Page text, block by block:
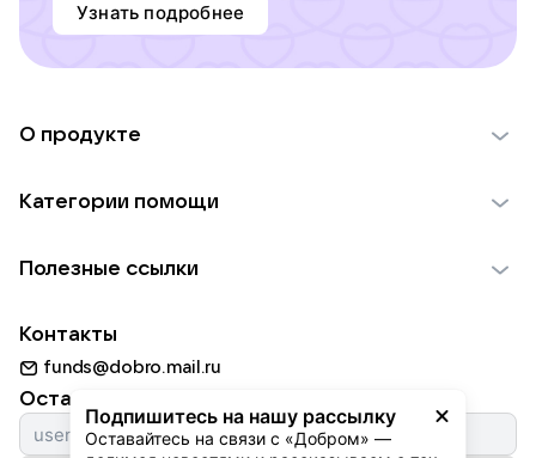
Узнать подробнее
Подпишитесь на нашу рассылку
Оставайтесь на связи с «Добром» —
О продукте
Использование материалов
Для НКО
Партнерам
Категории помощи
Пожилым
Животным
Природе
Культуре
Полезные ссылки
Добрый день
Истории
Контакты
funds@dobro.mail.ru
Оставайтесь с нами